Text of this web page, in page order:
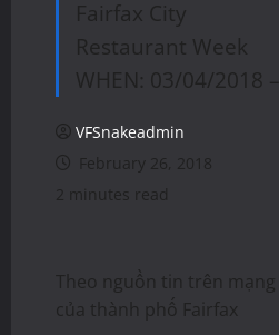
Fairfax City
Restaurant Week
WHEN: 03/04/2018 –
VFSnakeadmin
February 26, 2018
2 minutes read
Theo nguồn tin trên mạng
của thành phố Fairfax